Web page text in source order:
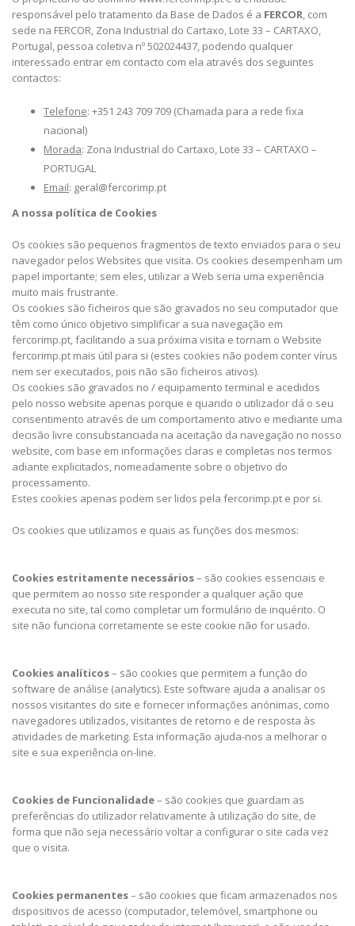
responsável pelo tratamento da Base de Dados é a FERCOR, com
sede na FERCOR, Zona Industrial do Cartaxo, Lote 33 – CARTAXO,
Portugal, pessoa coletiva nº 502024437, podendo qualquer
interessado entrar em contacto com ela através dos seguintes
contactos:
Telefone: +351 243 709 709 (Chamada para a rede fixa
nacional)
Morada: Zona Industrial do Cartaxo, Lote 33 – CARTAXO –
PORTUGAL
Email: geral@fercorimp.pt
A nossa política de Cookies
Os cookies são pequenos fragmentos de texto enviados para o seu
navegador pelos Websites que visita. Os cookies desempenham um
papel importante; sem eles, utilizar a Web seria uma experiência
muito mais frustrante.
Os cookies são ficheiros que são gravados no seu computador que
têm como único objetivo simplificar a sua navegação em
fercorimp.pt, facilitando a sua próxima visita e tornam o Website
fercorimp.pt mais útil para si (estes cookies não podem conter vírus
nem ser executados, pois não são ficheiros ativos).
Os cookies são gravados no / equipamento terminal e acedidos
pelo nosso website apenas porque e quando o utilizador dá o seu
consentimento através de um comportamento ativo e mediante uma
decisão livre consubstanciada na aceitação da navegação no nosso
website, com base em informações claras e completas nos termos
adiante explicitados, nomeadamente sobre o objetivo do
processamento.
Estes cookies apenas podem ser lidos pela fercorimp.pt e por si.
Os cookies que utilizamos e quais as funções dos mesmos:
Cookies estritamente necessários– são cookies essenciais e
que permitem ao nosso site responder a qualquer ação que
executa no site, tal como completar um formulário de inquérito. O
site não funciona corretamente se este cookie não for usado.
Cookies analíticos– são cookies que permitem a função do
software de análise (analytics). Este software ajuda a analisar os
nossos visitantes do site e fornecer informações anónimas, como
navegadores utilizados, visitantes de retorno e de resposta às
atividades de marketing. Esta informação ajuda-nos a melhorar o
site e sua experiência on-line.
Cookies de Funcionalidade– são cookies que guardam as
preferências do utilizador relativamente à utilização do site, de
forma que não seja necessário voltar a configurar o site cada vez
que o visita.
Cookies permanentes– são cookies que ficam armazenados nos
dispositivos de acesso (computador, telemóvel, smartphone ou